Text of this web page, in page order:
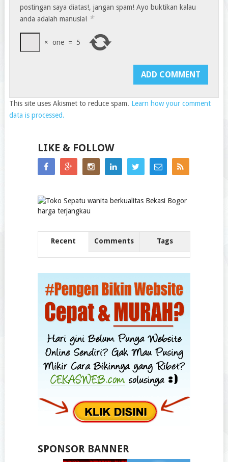
postingan saya diatas!, jangan spam! Ayo buktikan kalau
anda adalah manusia! *
× one = 5
This site uses Akismet to reduce spam. Learn how your comment
data is processed.
LIKE & FOLLOW
Recent Comments Tags
SPONSOR BANNER